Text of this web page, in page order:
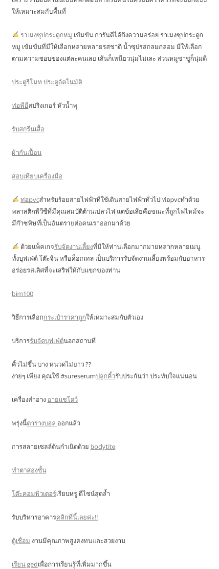
ให้เหมาะสมกับพื้นที่
ราเมงซุปกระดูกหมู เข้มข้น การันตีได้ถึงความอร่อย ราเมงซุปกระดูก
หมู เข้มข้นที่มีให้เลือกหลายหลายรสชาติ น้ำซุปรสกลมกล่อม มีให้เลือก
ตามความชอบของแต่ละคนเลย เส้นก็เหนียวนุ่มไม่เละ ส่วนหมูชาชูก็นุ่มดี
ประตูรีโมท ประตูอัตโนมัติ
ท่อพีอีสปริงเกอร์ หัวน้ำพุ
รับสกรีนเสื้อ
ผ้ากันเปื้อน
สอบเทียบเครื่องมือ
ท่อpvcสำหรับร้อยสายไฟฟ้าที่ใช้เดินสายไฟฟ้าทั่วไป ท่อpvcทำด้วย
พลาสติกพีวีซีที่มีคุณสมบัติต้านเปลวไฟ แต่ข้อเสียคือขณะที่ถูกไฟไหม้จะ
มีก๊าซพิษที่เป็นอันตรายต่อคนเราออกมาด้วย
ด้วยแพ็คเกจรับจัดงานเลี้ยงที่มีให้ท่านเลือกมากมายหลากหลายเมนู
ทั้งบุฟเฟ่ต์ โต๊ะจีน หรือค็อกเทล เป็นบริการรับจัดงานเลี้ยงพร้อมกับอาหาร
อร่อยรสเลิศที่จะเสริฟให้กับแขกของท่าน
bim100
วิธีการเลือกกระเป๋าราคาถูกให้เหมาะสมกับตัวเอง
บริการรับจัดบุฟเฟ่ต์นอกสถานที่
คิ้วไม่ขึ้น บาง หนวดไม่ยาว ??
ง่ายๆ เพียง คุณใช้ #sureserumปลูกคิ้วรับประกันว่า ประทับใจแน่นอน
เครื่องสำอาง อายแชโดว์
พรุ่งนี้ตารางบอล ออกแล้ว
การสลายเซลล์ต้นกำเนิดด้วย bodytite
ทำตาสองชั้น
โต๊ะคอมพิวเตอร์เรียบหรู ดีไซน์สุดล้ำ
รับบริหารอาคารคลิกที่นี้เลยค่ะ!!
ตู้เชื่อม งานมีคุณภาพสูงคงทนและสวยงาม
เรียน gedเพื่อการเรียนรู้ที่เพิ่มมากขึ้น